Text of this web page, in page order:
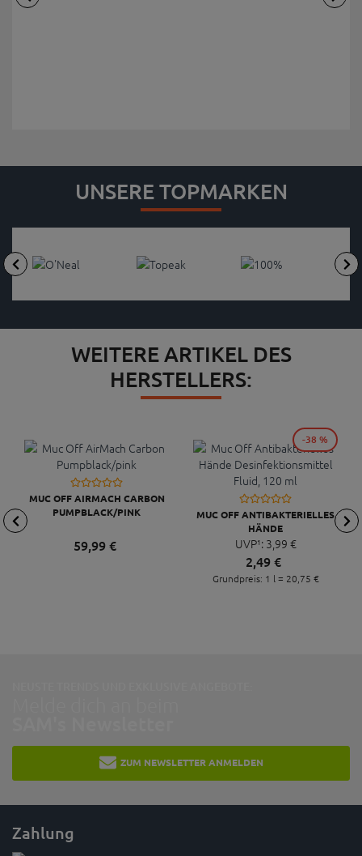
UNSERE TOPMARKEN
WEITERE ARTIKEL DES
HERSTELLERS:
MUC OFF AIRMACH CARBON
PUMPBLACK/PINK
59,99 €
MUC OFF ANTIBAKTERIELLES
HÄNDE
DESINFEKTIONSMITTEL FLUID,
120 ML
UVP¹: 3,99 €
2,49€
-38 %
Grundpreis: 1 l = 20,75 €
ZUM NEWSLETTER ANMELDEN
Zahlung